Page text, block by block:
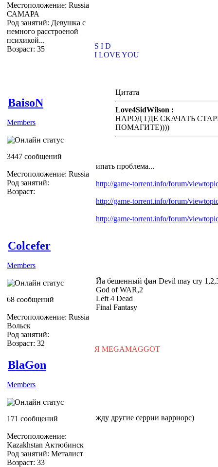
Местоположение: Russia
САМАРА
Род занятий: Девушка с
немного расстроеной
психикой...
Возраст: 35
S I D
I LOVE YOU
BaisoN
Members
3447 сообщений
Местоположение: Russia
Род занятий:
Возраст:
Цитата
Love4SidWilson :
НАРОД ГДЕ СКАЧАТЬ
ПОМАГИТЕ))))
ипать проблема...
http://game-torrent.info/forum/
http://game-torrent.info/forum/
http://game-torrent.info/forum/
Colcefer
Members
68 сообщений
Местоположение: Russia
Вольск
Род занятий:
Возраст: 32
Йа бешенный фан Devil may cry
God of WAR,2
Left 4 Dead
Final Fantasy
Я MEGAMAGGOT
BlaGon
Members
171 сообщений
Местоположение:
Kazakhstan Актюбинск
Род занятий: Металист
Возраст: 33
жду другие серрии варриорс)